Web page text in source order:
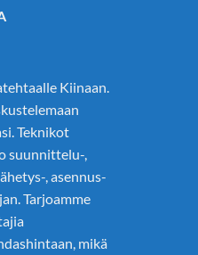
Kiinaan.
Teknikot
suunnittelu-,
, asennus-
Tarjoamme
mikä